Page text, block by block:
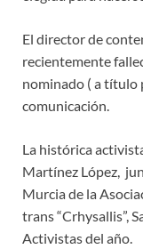
El director de
recientemente
nominado ( a título
comunicación.
La histórica
Martínez López,
Murcia de la
trans “Crhysallis”,
Activistas del año.